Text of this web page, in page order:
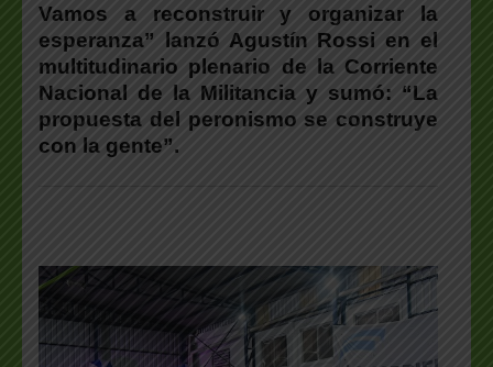
Vamos a reconstruir y organizar la
esperanza” lanzó Agustín Rossi en el
multitudinario plenario de la Corriente
Nacional de la Militancia y sumó: “La
propuesta del peronismo se construye
con la gente”.